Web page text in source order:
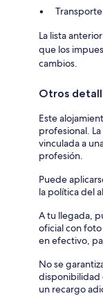
La lista
que los
cambios.
Otros
Este
profesional.
vinculada a
profesión.
Puede
la política del
A tu llegada,
oficial con
en efectivo,
No se
disponibilidad
un recargo